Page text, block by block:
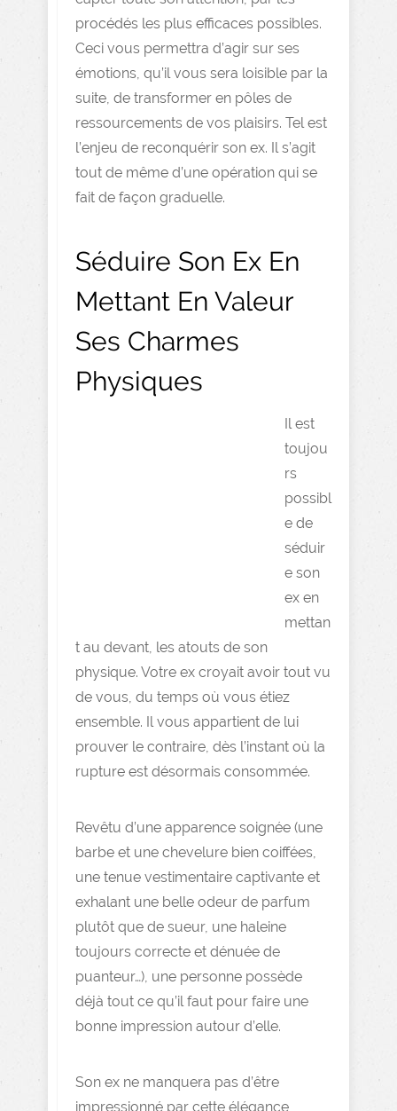
procédés les plus efficaces possibles.
Ceci vous permettra d’agir sur ses
émotions, qu’il vous sera loisible par la
suite, de transformer en pôles de
ressourcements de vos plaisirs. Tel est
l’enjeu de reconquérir son ex. Il s’agit
tout de même d’une opération qui se
fait de façon graduelle.
Séduire Son Ex En
Mettant En Valeur
Ses Charmes
Physiques
Il est
toujou
rs
possibl
e de
séduir
e son
ex en
mettan
t au devant, les atouts de son
physique. Votre ex croyait avoir tout vu
de vous, du temps où vous étiez
ensemble. Il vous appartient de lui
prouver le contraire, dès l’instant où la
rupture est désormais consommée.
Revêtu d’une apparence soignée (une
barbe et une chevelure bien coiffées,
une tenue vestimentaire captivante et
exhalant une belle odeur de parfum
plutôt que de sueur, une haleine
toujours correcte et dénuée de
puanteur…), une personne possède
déjà tout ce qu’il faut pour faire une
bonne impression autour d’elle.
Son ex ne manquera pas d’être
impressionné par cette élégance,